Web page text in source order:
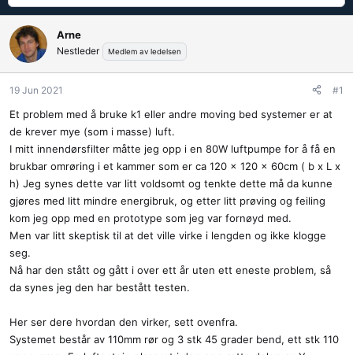
d
s
t
a
r
e
r
t
d
a
Arne
Nestleder Medlem av ledelsen
19 Jun 2021 #1
Et problem med å bruke k1 eller andre moving bed systemer er at
de krever mye (som i masse) luft.
I mitt innendørsfilter måtte jeg opp i en 80W luftpumpe for å få en
brukbar omrøring i et kammer som er ca 120 x 120 x 60cm ( b x L x
h) Jeg synes dette var litt voldsomt og tenkte dette må da kunne
gjøres med litt mindre energibruk, og etter litt prøving og feiling
kom jeg opp med en prototype som jeg var fornøyd med.
Men var litt skeptisk til at det ville virke i lengden og ikke klogge
seg.
Nå har den stått og gått i over ett år uten ett eneste problem, så
da synes jeg den har bestått testen.
Her ser dere hvordan den virker, sett ovenfra.
Systemet består av 110mm rør og 3 stk 45 grader bend, ett stk 110